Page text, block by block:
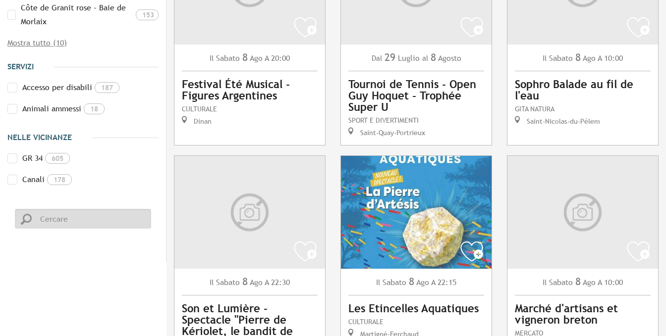
Côte de Granit rose - Baie de
Morlaix
153
Mostra tutto (10)
SERVIZI
Accesso per disabili 187
Animali ammessi 18
NELLE VICINANZE
GR 34 605
Canali 178
Il Sabato 8 Ago A 20:00
Festival Été Musical -
Figures Argentines
CULTURALE
Dinan
Dal 29 Luglio al 8 Agosto
Tournoi de Tennis - Open
Guy Hoquet - Trophée
Super U
SPORT E DIVERTIMENTI
Saint-Quay-Portrieux
Il Sabato 8 Ago A 10:00
Sophro Balade au fil de
l'eau
GITA NATURA
Saint-Nicolas-du-Pélem
Il Sabato 8 Ago A 22:30
Son et Lumière -
Spectacle "Pierre de
Kériolet, le bandit de
Il Sabato 8 Ago A 22:15
Les Etincelles Aquatiques
CULTURALE
Martigné-Ferchaud
Il Sabato 8 Ago A 10:00
Marché d'artisans et
vigneron breton
MERCATO